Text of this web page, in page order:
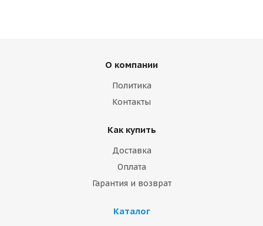
О компании
Политика
Контакты
Как купить
Доставка
Оплата
Гарантия и возврат
Каталог